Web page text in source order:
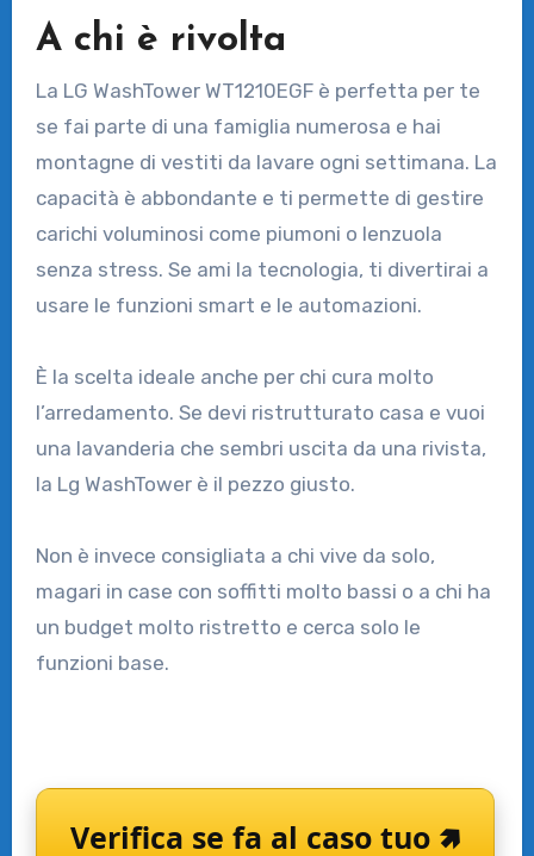
A chi è rivolta
La LG WashTower WT1210EGF è perfetta per te
se fai parte di una famiglia numerosa e hai
montagne di vestiti da lavare ogni settimana. La
capacità è abbondante e ti permette di gestire
carichi voluminosi come piumoni o lenzuola
senza stress. Se ami la tecnologia, ti divertirai a
usare le funzioni smart e le automazioni.
È la scelta ideale anche per chi cura molto
l’arredamento. Se devi ristrutturato casa e vuoi
una lavanderia che sembri uscita da una rivista,
la Lg WashTower è il pezzo giusto.
Non è invece consigliata a chi vive da solo,
magari in case con soffitti molto bassi o a chi ha
un budget molto ristretto e cerca solo le
funzioni base.
Verifica se fa al caso tuo 🢅